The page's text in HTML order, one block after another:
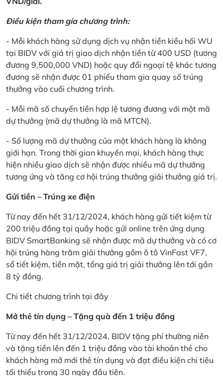
Điều kiện tham gia chương trình:
- Mỗi khách hàng sử dụng dịch vụ nhận tiền kiều hối WU
tại BIDV với giá trị giao dịch nhận tiền từ 400 USD (tương
đương 9,500,000 VND) hoặc quy đổi ngoại tệ khác tương
đương sẽ nhận được 01 phiếu tham gia quay số trúng
thưởng vào cuối chương trình.
- Mỗi mã số chuyển tiền hợp lệ tương đương với một mã
dự thưởng (mã dự thưởng là mã MTCN).
- Số lượng mã dự thưởng của một khách hàng là không
giới hạn. Trong thời gian khuyến mại, khách hàng thực
hiện nhiều giao dịch sẽ nhận được nhiều mã dự thưởng
tương ứng và tăng cơ hội trúng thưởng giải thưởng giá trị.
Gửi tiền – Trúng xe điện
Từ nay đến hết 31/12/2024, khách hàng gửi tiết kiệm từ
200 triệu đồng tại quầy hoặc gửi online trên ứng dụng
BIDV SmartBanking sẽ nhận được mã dự thưởng và có cơ
hội trúng hàng trăm giải thưởng gồm ô tô VinFast VF7,
sổ tiết kiệm, tiền mặt, tổng giá trị giải thưởng lên tới gần
8 tỷ đồng.
Chi tiết chương trình tại đây
Mở thẻ tín dụng – Tặng quà đến 1 triệu đồng
Từ nay đến hết 31/12/2024, BIDV tặng phí thường niên
và tặng tiền lên đến 1 triệu đồng vào tài khoản thẻ cho
khách hàng mở mới thẻ tín dụng và đạt điều kiện chi tiêu
tối thiểu trong 30 ngày đầu tiên.